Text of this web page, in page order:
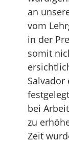
an
vom
in der
somit
Salvador
bei
zu
Zeit